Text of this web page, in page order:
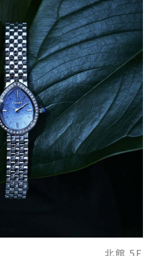
北館 5F